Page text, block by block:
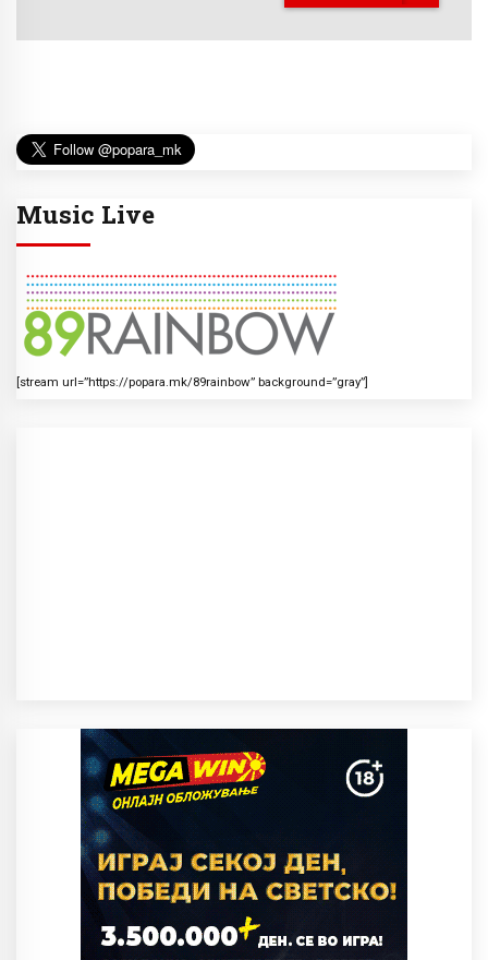
Music Live
[stream url=”https://popara.mk/89rainbow” background=”gray”]